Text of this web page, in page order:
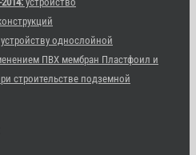
однослойной
ПВХ мембран Пластфоил и
строительстве подземной